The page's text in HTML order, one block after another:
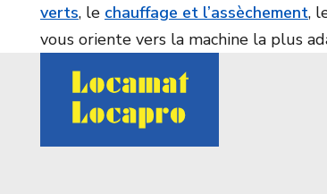
verts, le chauffage et l’assèchement,
vous oriente vers la machine la plus